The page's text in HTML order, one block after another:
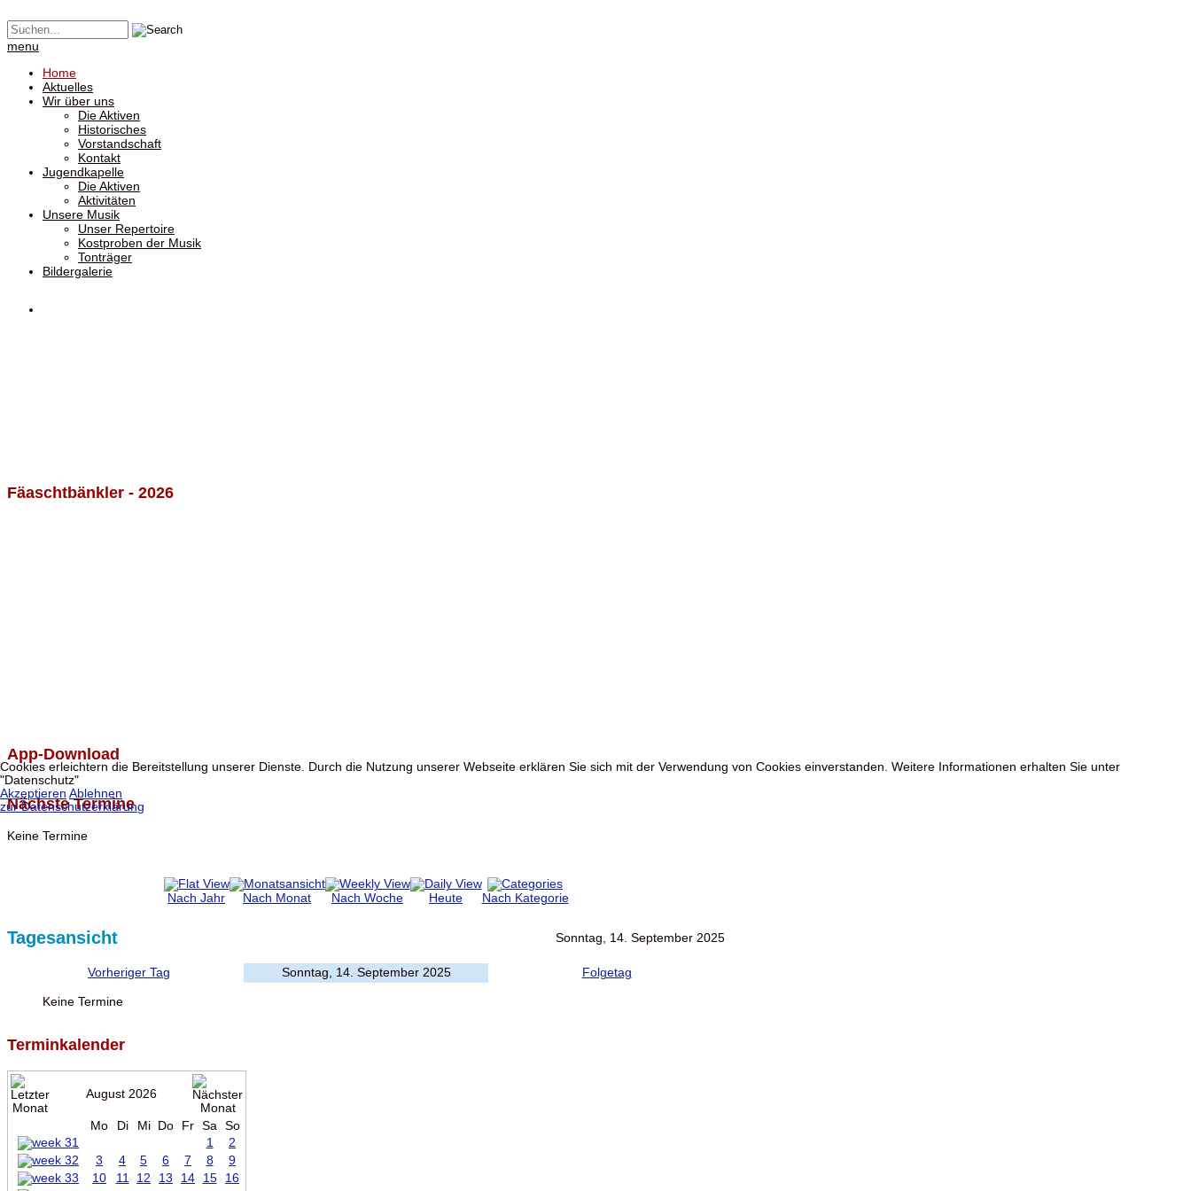
menu
Home
Aktuelles
Wir über uns
Die Aktiven
Historisches
Vorstandschaft
Kontakt
Jugendkapelle
Die Aktiven
Aktivitäten
Unsere Musik
Unser Repertoire
Kostproben der Musik
Tonträger
Bildergalerie
Fäaschtbänkler - 2026
App-Download
Nächste Termine
Keine Termine
Nach Jahr Nach Monat Nach Woche Heute Nach Kategorie
Tagesansicht Sonntag, 14. September 2025
Vorheriger Tag Sonntag, 14. September 2025 Folgetag
Keine Termine
Terminkalender
August 2026
Mo Di Mi Do Fr Sa
So
1
2
3
4 5 6 7 8
9
10
11 12 13 14 15
16
Cookies erleichtern die Bereitstellung unserer Dienste. Durch die Nutzung unserer Webseite erklären Sie sich mit der Verwendung von Cookies einverstanden. Weitere Informationen erhalten Sie unter
"Datenschutz"
Akzeptieren Ablehnen
zur Datenschutzerklärung